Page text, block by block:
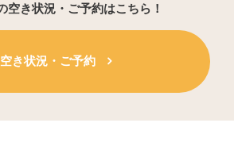
空き状況・ご予約はこちら！
空き状況・ご予約